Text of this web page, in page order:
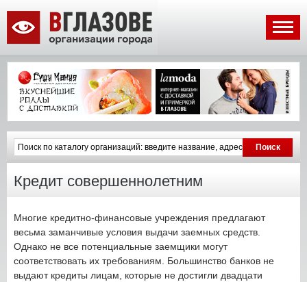
Кредит совершеннолетним
Многие кредитно-финансовые учреждения предлагают
весьма заманчивые условия выдачи заемных средств.
Однако не все потенциальные заемщики могут
соответствовать их требованиям. Большинство банков не
выдают кредиты лицам, которые не достигли двадцати